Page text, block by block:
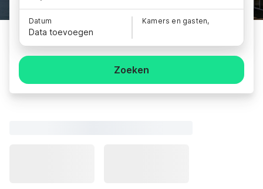
Datum
Data toevoegen
Kamers en gasten,
Zoeken